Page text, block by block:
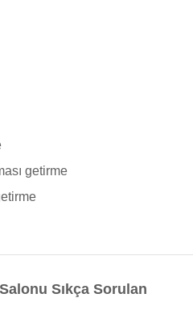
getirme
Sıkça Sorulan